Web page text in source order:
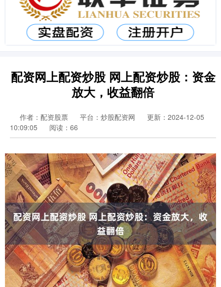
配资网上配资炒股 网上配资炒股：资金
放大，收益翻倍
作者：配资股票 平台：炒股配资网
更新：2024-12-05
10:09:05
阅读：66